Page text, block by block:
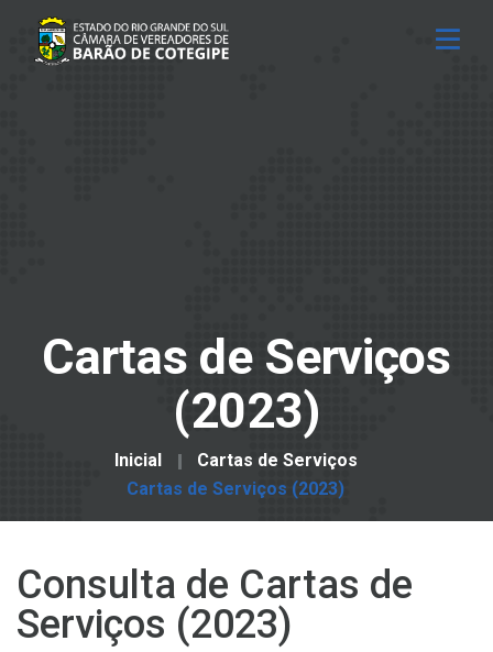
Cartas de Serviços
(2023)
Inicial
Cartas de Serviços
Cartas de Serviços (2023)
Consulta de Cartas de
Serviços (2023)